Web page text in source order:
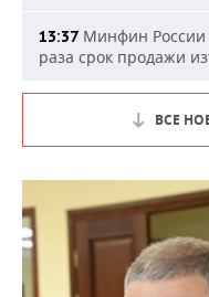
13:37 Минфин России
раза срок продажи
ВСЕ